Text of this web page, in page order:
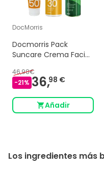
DocMorris
Docmorris Pack
Suncare Crema Facial
Corporal Spf30 200 ml
+ Aftersun
46,98€
-21% 36,98 €
Añadir
Los ingredientes más